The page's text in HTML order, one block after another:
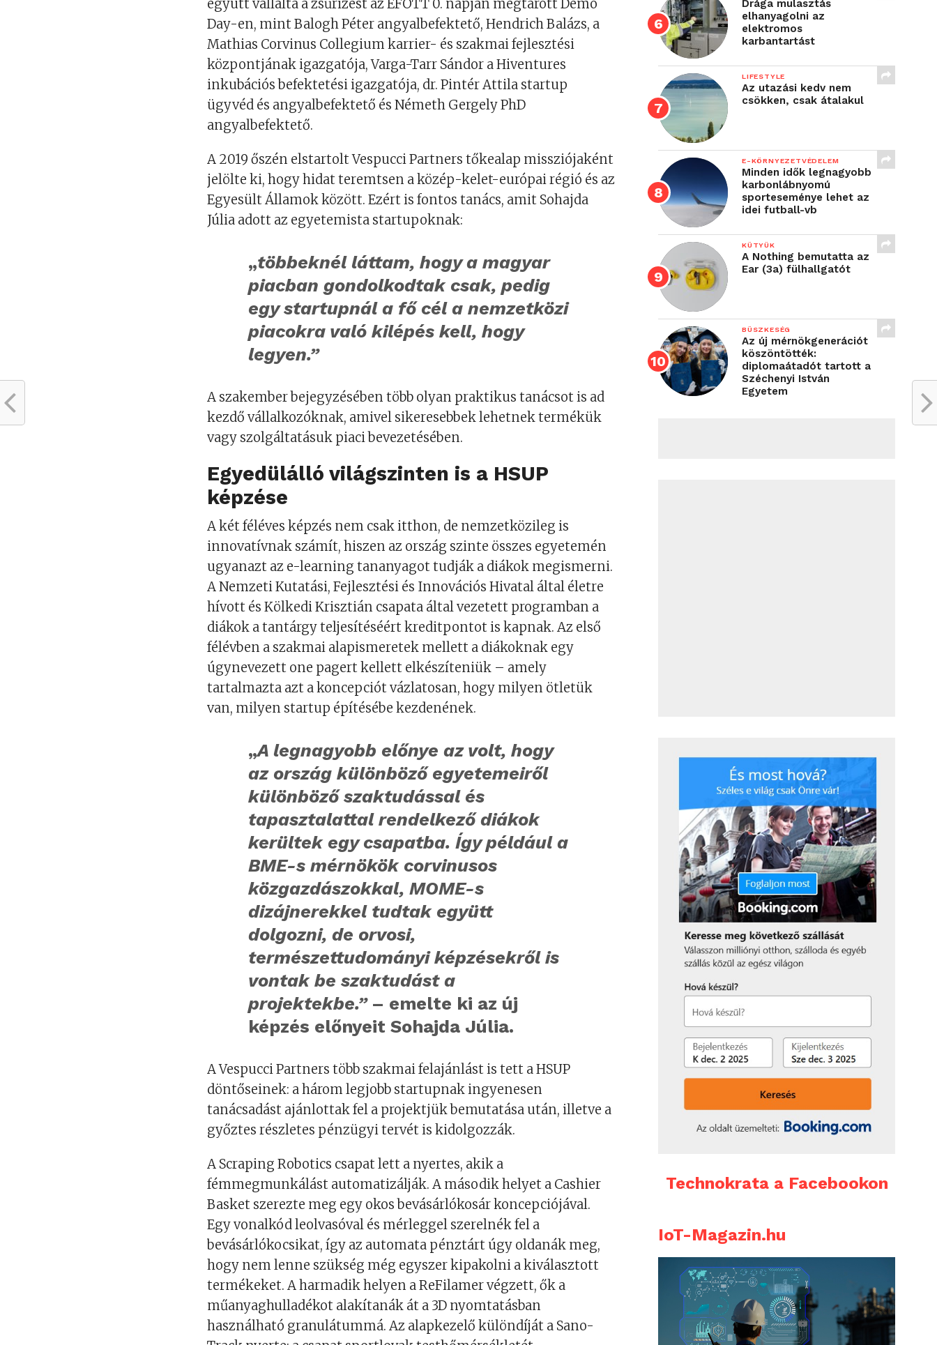
együtt vállalta a zsűrizést az EFOTT 0. napján megtarott Demo
Day-en, mint Balogh Péter angyalbefektető, Hendrich Balázs, a
Mathias Corvinus Collegium karrier- és szakmai fejlesztési
központjának igazgatója, Varga-Tarr Sándor a Hiventures
inkubációs befektetési igazgatója, dr. Pintér Attila startup
ügyvéd és angyalbefektető és Németh Gergely PhD
angyalbefektető.
A 2019 őszén elstartolt Vespucci Partners tőkealap missziójaként
jelölte ki, hogy hidat teremtsen a közép-kelet-európai régió és az
Egyesült Államok között. Ezért is fontos tanács, amit Sohajda
Júlia adott az egyetemista startupoknak:
„többeknél láttam, hogy a magyar
piacban gondolkodtak csak, pedig
egy startupnál a fő cél a nemzetközi
piacokra való kilépés kell, hogy
legyen.”
A szakember bejegyzésében több olyan praktikus tanácsot is ad
kezdő vállalkozóknak, amivel sikeresebbek lehetnek termékük
vagy szolgáltatásuk piaci bevezetésében.
Egyedülálló világszinten is a HSUP
képzése
A két féléves képzés nem csak itthon, de nemzetközileg is
innovatívnak számít, hiszen az ország szinte összes egyetemén
ugyanazt az e-learning tananyagot tudják a diákok megismerni.
A Nemzeti Kutatási, Fejlesztési és Innovációs Hivatal által életre
hívott és Kölkedi Krisztián csapata által vezetett programban a
diákok a tantárgy teljesítéséért kreditpontot is kapnak. Az első
félévben a szakmai alapismeretek mellett a diákoknak egy
úgynevezett one pagert kellett elkészíteniük – amely
tartalmazta azt a koncepciót vázlatosan, hogy milyen ötletük
van, milyen startup építésébe kezdenének.
„A legnagyobb előnye az volt, hogy
az ország különböző egyetemeiről
különböző szaktudással és
tapasztalattal rendelkező diákok
kerültek egy csapatba. Így például a
BME-s mérnökök corvinusos
közgazdászokkal, MOME-s
dizájnerekkel tudtak együtt
dolgozni, de orvosi,
természettudományi képzésekről is
vontak be szaktudást a
projektekbe.”– emelte ki az új
képzés előnyeit Sohajda Júlia.
A Vespucci Partners több szakmai felajánlást is tett a HSUP
döntőseinek: a három legjobb startupnak ingyenesen
tanácsadást ajánlottak fel a projektjük bemutatása után, illetve a
győztes részletes pénzügyi tervét is kidolgozzák.
A Scraping Robotics csapat lett a nyertes, akik a
fémmegmunkálást automatizálják. A második helyet a Cashier
Basket szerezte meg egy okos bevásárlókosár koncepciójával.
Egy vonalkód leolvasóval és mérleggel szerelnék fel a
bevásárlókocsikat, így az automata pénztárt úgy oldanák meg,
hogy nem lenne szükség még egyszer kipakolni a kiválasztott
termékeket. A harmadik helyen a ReFilamer végzett, ők a
műanyaghulladékot alakítanák át a 3D nyomtatásban
használható granulátummá. Az alapkezelő különdíját a Sano-
Drága mulasztás
elhanyagolni az
elektromos
karbantartást
LIFESTYLE
Az utazási kedv nem
csökken, csak átalakul
E-KÖRNYEZETVÉDELEM
Minden idők legnagyobb
karbonlábnyomú
sporteseménye lehet az
idei futball-vb
KÜTYÜK
A Nothing bemutatta az
Ear (3a) fülhallgatót
BÜSZKESÉG
Az új mérnökgenerációt
köszöntötték:
diplomaátadót tartott a
Széchenyi István
Egyetem
Technokrata a Facebookon
IoT-Magazin.hu